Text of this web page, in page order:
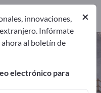
encuentre
Distribuidores
×
innovaciones,
Infórmate
al boletín de
electrónico para